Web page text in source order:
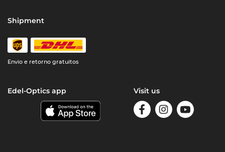
Shipment
Envio e retorno gratuitos
Edel-Optics app Visit us